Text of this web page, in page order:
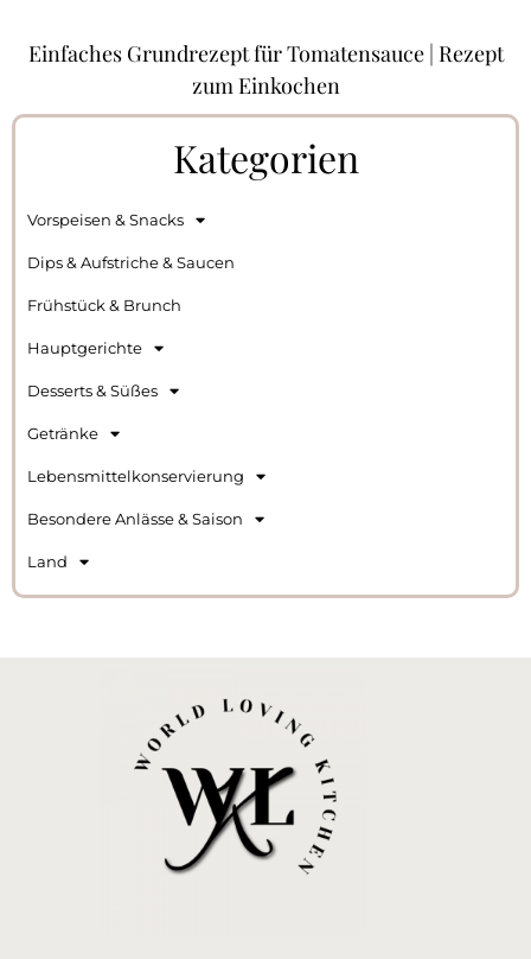
Einfaches Grundrezept für Tomatensauce | Rezept
zum Einkochen
Kategorien
Vorspeisen & Snacks
Dips & Aufstriche & Saucen
Frühstück & Brunch
Hauptgerichte
Desserts & Süßes
Getränke
Lebensmittelkonservierung
Besondere Anlässe & Saison
Land